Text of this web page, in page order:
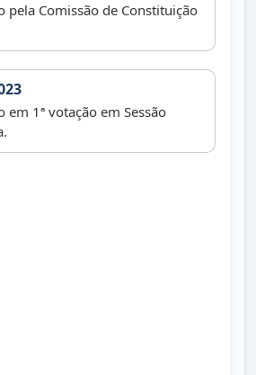
pela Comissão de Constituição
em 1ª votação em Sessão